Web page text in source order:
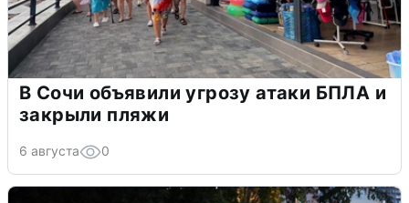
В Сочи объявили угрозу атаки БПЛА и
закрыли пляжи
6 августа 0